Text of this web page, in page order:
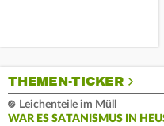
THEMEN-TICKER
Leichenteile im Müll
WAR ES SATANISMUS IN